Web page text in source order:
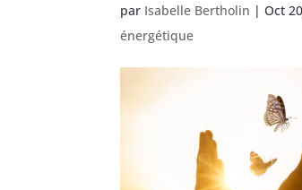
par Isabelle Bertholin |Oct
énergétique